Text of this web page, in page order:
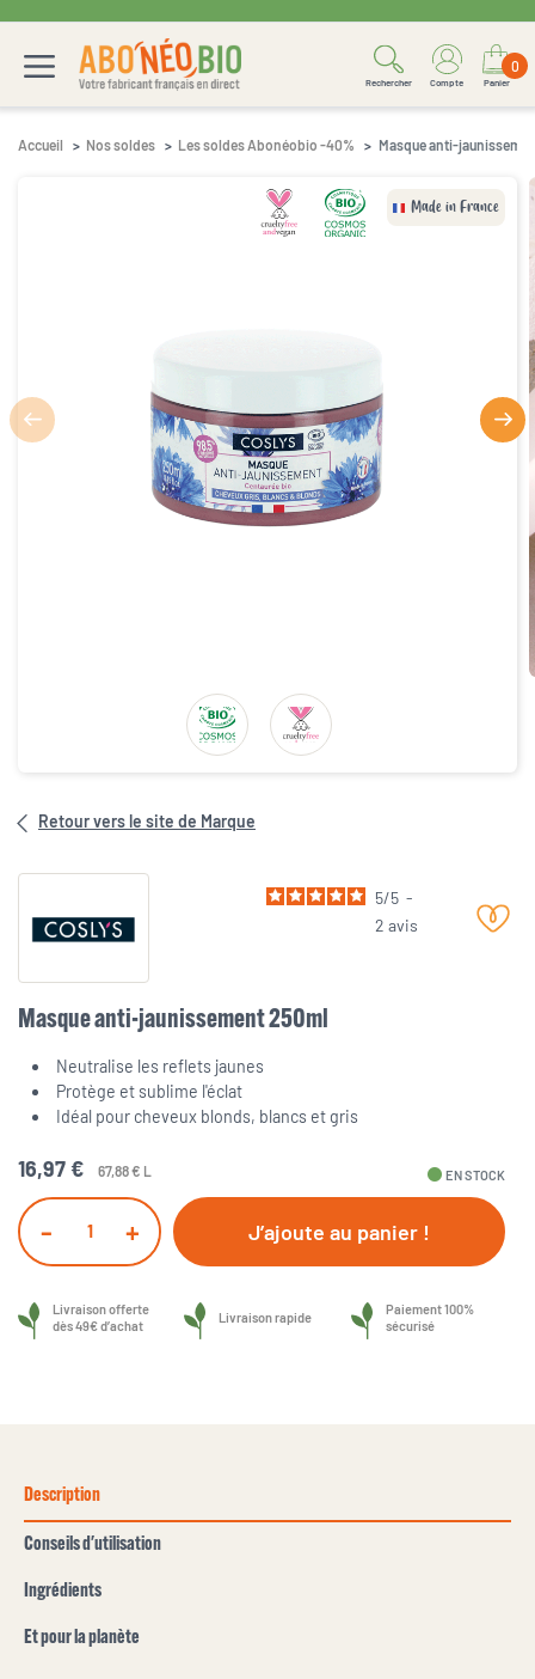
Rechercher Compte
0
Panier
Accueil Nos soldes Les soldes Abonéobio -40% Masque anti-
Made in France
Retour vers le site de Marque
5/5 -
2 avis
Masque anti-jaunissement 250ml
Neutralise les reflets jaunes
Protège et sublime l'éclat
Idéal pour cheveux blonds, blancs et gris
16,97 € 67,88 € L fiber_manual_record EN STOCK
- + J’ajoute au panier !
Livraison offerte
dès 49€ d’achat
Livraison rapide
Paiement 100%
sécurisé
Description
Conseils d'utilisation
Ingrédients
Et pour la planète